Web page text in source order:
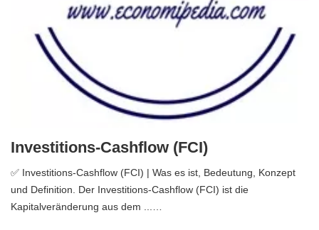
Investitions-Cashflow (FCI)
✅ Investitions-Cashflow (FCI) | Was es ist, Bedeutung, Konzept
und Definition. Der Investitions-Cashflow (FCI) ist die
Kapitalveränderung aus dem ...…